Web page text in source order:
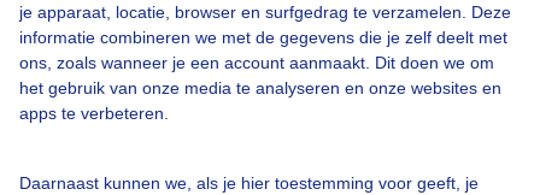
je apparaat, locatie, browser en surfgedrag te verzamelen. Deze
informatie combineren we met de gegevens die je zelf deelt met
ons, zoals wanneer je een account aanmaakt. Dit doen we om
het gebruik van onze media te analyseren en onze websites en
apps te verbeteren.
Daarnaast kunnen we, als je hier toestemming voor geeft, je
Bekijk slideshow
Een moment geduld aub...